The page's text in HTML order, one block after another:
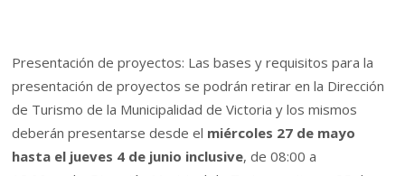
Presentación de proyectos: Las bases y requisitos para la
presentación de proyectos se podrán retirar en la Dirección
de Turismo de la Municipalidad de Victoria y los mismos
deberán presentarse desde el miércoles 27 de mayo
hasta el jueves 4 de junio inclusive, de 08:00 a